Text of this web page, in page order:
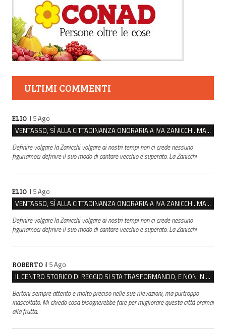
ULTIMI COMMENTI
ELIO il 5 Ago
VENTASSO, SÌ ALLA CITTADINANZA ONORARIA A IVA ZANICCHI. MA BARGIACCHI: “È DI PESSIMO GUSTO”
Definire volgare la Zanicchi volgare ai nostri tempi non ci crede nessuno
figuriamoci definire il suo modo di cantare vecchio e superato. La Zanicchi
ELIO il 5 Ago
VENTASSO, SÌ ALLA CITTADINANZA ONORARIA A IVA ZANICCHI. MA BARGIACCHI: “È DI PESSIMO GUSTO”
Definire volgare la Zanicchi volgare ai nostri tempi non ci crede nessuno
figuriamoci definire il suo modo di cantare vecchio e superato. La Zanicchi
ROBERTO il 5 Ago
IL CENTRO STORICO DI REGGIO SI STA TRASFORMANDO, E NON IN MEGLIO
Bertoni sempre attento e molto preciso nelle sue rilevazioni, ma purtroppo
inascoltato. Mi chiedo cosa bisognerebbe fare per migliorare questa città oramai
alla frutta.